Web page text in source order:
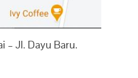
– Jl. Dayu Baru.